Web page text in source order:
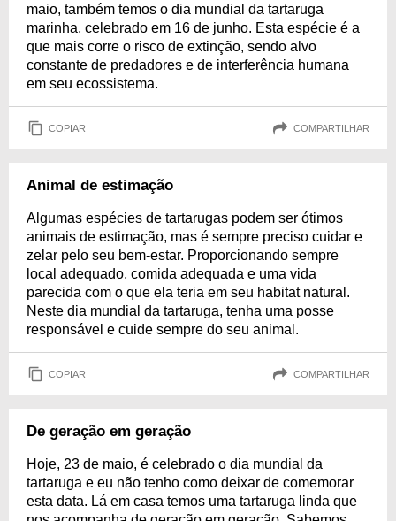
maio, também temos o dia mundial da tartaruga
marinha, celebrado em 16 de junho. Esta espécie é a
que mais corre o risco de extinção, sendo alvo
constante de predadores e de interferência humana
em seu ecossistema.
COPIAR COMPARTILHAR
Animal de estimação
Algumas espécies de tartarugas podem ser ótimos
animais de estimação, mas é sempre preciso cuidar e
zelar pelo seu bem-estar. Proporcionando sempre
local adequado, comida adequada e uma vida
parecida com o que ela teria em seu habitat natural.
Neste dia mundial da tartaruga, tenha uma posse
responsável e cuide sempre do seu animal.
COPIAR COMPARTILHAR
De geração em geração
Hoje, 23 de maio, é celebrado o dia mundial da
tartaruga e eu não tenho como deixar de comemorar
esta data. Lá em casa temos uma tartaruga linda que